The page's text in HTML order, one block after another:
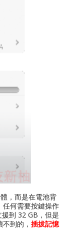
，而是在電池背
任何需要按鍵操作
到 32 GB，但是
到的， 插拔記憶